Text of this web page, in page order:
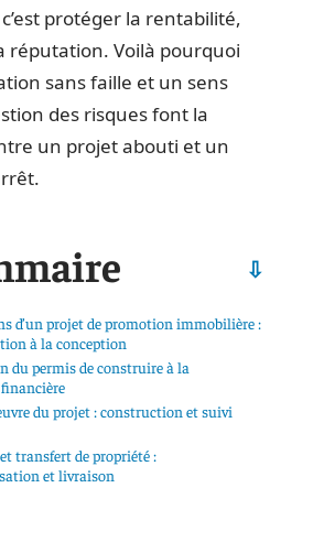
protéger la rentabilité,
réputation. Voilà pourquoi
sans faille et un sens
des risques font la
un projet abouti et un
d’un projet de promotion immobilière :
à la conception
du permis de construire à la
du projet : construction et suivi
transfert de propriété :
et livraison